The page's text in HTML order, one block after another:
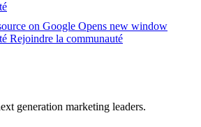
on Google Opens new window
Rejoindre la communauté
generation marketing leaders.